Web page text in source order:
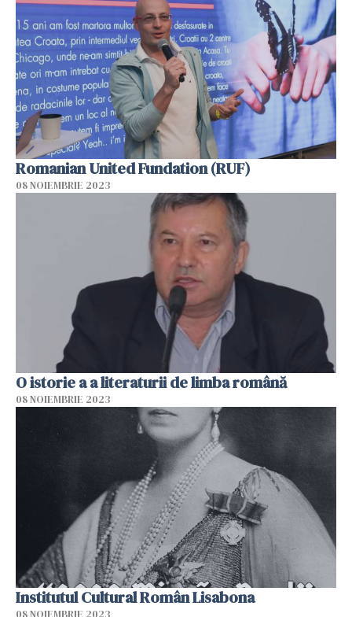
Romanian United Fundation (RUF)
08 NOIEMBRIE 2023
O istorie a a literaturii de limba română
08 NOIEMBRIE 2023
Institutul Cultural Român Lisabona
08 NOIEMBRIE 2023